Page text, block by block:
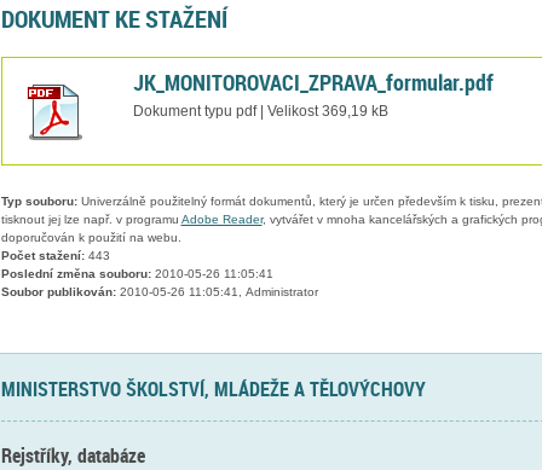
DOKUMENT KE STAŽENÍ
JK_MONITOROVACI_ZPRAVA_formular.pdf
Dokument typu pdf | Velikost 369,19 kB
Typ souboru:Univerzálně použitelný formát dokumentů, který je určen především k tisku,
tisknout jej lze např. v programu Adobe Reader, vytvářet v mnoha kancelářských a grafických
doporučován k použití na webu.
Počet stažení:443
Poslední změna souboru:2010-05-26 11:05:41
Soubor publikován:2010-05-26 11:05:41, Administrator
MINISTERSTVO ŠKOLSTVÍ, MLÁDEŽE A TĚLOVÝCHOVY
Rejstříky, databáze